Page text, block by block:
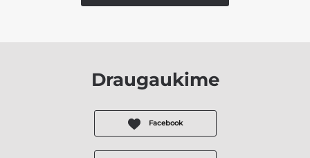
Draugaukime
Facebook